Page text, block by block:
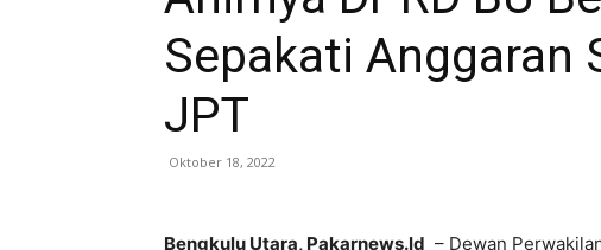
Sepakati Anggaran
JPT
Oktober 18, 2022
Bengkulu Utara, Pakarnews.Id – Dewan